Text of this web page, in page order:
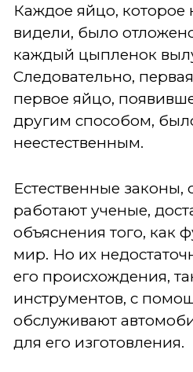
Каждое яйцо, которое
видели, было
каждый цыпленок
Следовательно,
первое яйцо,
другим способом,
неестественным.
Естественные законы,
работают ученые,
объяснения того, как
мир. Но их
его происхождения,
инструментов, с
обслуживают
для его изготовления.